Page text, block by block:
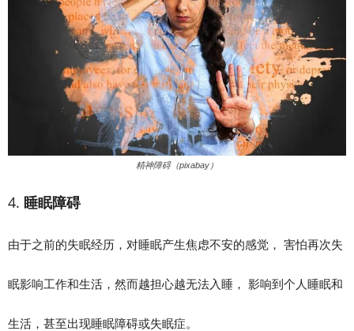
精神障碍（pixabay）
4. 睡眠障碍
由于之前的失眠经历，对睡眠产生焦虑不安的感觉， 害怕再次失
眠影响工作和生活，然而越担心越无法入睡， 影响到个人睡眠和
生活，甚至出现睡眠障碍或失眠症。